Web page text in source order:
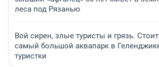
леса под Рязанью
Вой сирен, злые туристы и грязь.
самый большой аквапарк в
туристки